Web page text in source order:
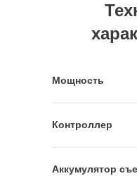
Мощность
Контроллер
Аккумулятор